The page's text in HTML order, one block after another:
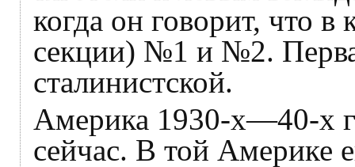
когда он говорит, что
секции) №1 и №2.
сталинистской.
Америка 1930-х—40-х
сейчас. В той Америке